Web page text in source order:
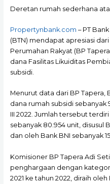
Deretan rumah sederhana
Propertynbank.com – PT
(BTN) mendapat apresiasi
Perumahan Rakyat (BP
dana Fasilitas Likuiditas
subsidi.
Menurut data dari BP Tapera,
dana rumah subsidi sebanyak
III 2022. Jumlah tersebut
sebanyak 80.954 unit, disusul
dan oleh Bank BNI sebanyak
Komisioner BP Tapera Adi
penghargaan dengan
2021 ke tahun 2022, diraih oleh